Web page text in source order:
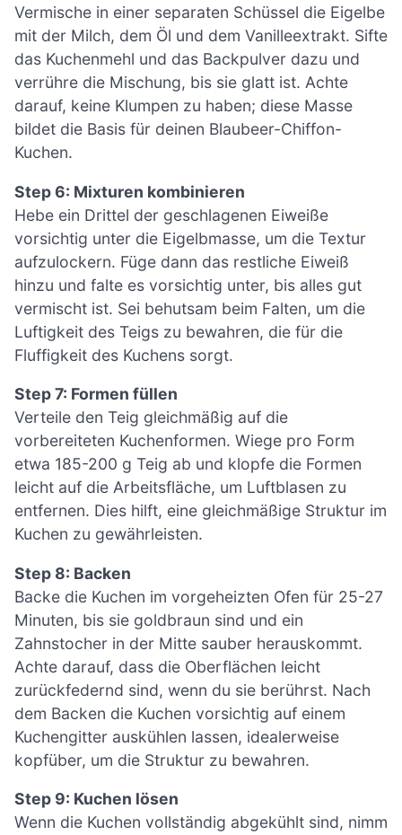
Vermische in einer separaten Schüssel die Eigelbe
mit der Milch, dem Öl und dem Vanilleextrakt. Sifte
das Kuchenmehl und das Backpulver dazu und
verrühre die Mischung, bis sie glatt ist. Achte
darauf, keine Klumpen zu haben; diese Masse
bildet die Basis für deinen Blaubeer-Chiffon-
Kuchen.
Step 6: Mixturen kombinieren
Hebe ein Drittel der geschlagenen Eiweiße
vorsichtig unter die Eigelbmasse, um die Textur
aufzulockern. Füge dann das restliche Eiweiß
hinzu und falte es vorsichtig unter, bis alles gut
vermischt ist. Sei behutsam beim Falten, um die
Luftigkeit des Teigs zu bewahren, die für die
Fluffigkeit des Kuchens sorgt.
Step 7: Formen füllen
Verteile den Teig gleichmäßig auf die
vorbereiteten Kuchenformen. Wiege pro Form
etwa 185-200 g Teig ab und klopfe die Formen
leicht auf die Arbeitsfläche, um Luftblasen zu
entfernen. Dies hilft, eine gleichmäßige Struktur im
Kuchen zu gewährleisten.
Step 8: Backen
Backe die Kuchen im vorgeheizten Ofen für 25-27
Minuten, bis sie goldbraun sind und ein
Zahnstocher in der Mitte sauber herauskommt.
Achte darauf, dass die Oberflächen leicht
zurückfedernd sind, wenn du sie berührst. Nach
dem Backen die Kuchen vorsichtig auf einem
Kuchengitter auskühlen lassen, idealerweise
kopfüber, um die Struktur zu bewahren.
Step 9: Kuchen lösen
Wenn die Kuchen vollständig abgekühlt sind, nimm